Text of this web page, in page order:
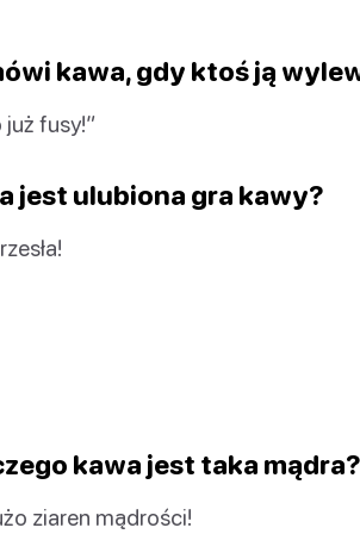
kawa, gdy ktoś ją
już fusy!”
jest ulubiona gra kawy?
kawa jest taka mądra?
ziaren mądrości!